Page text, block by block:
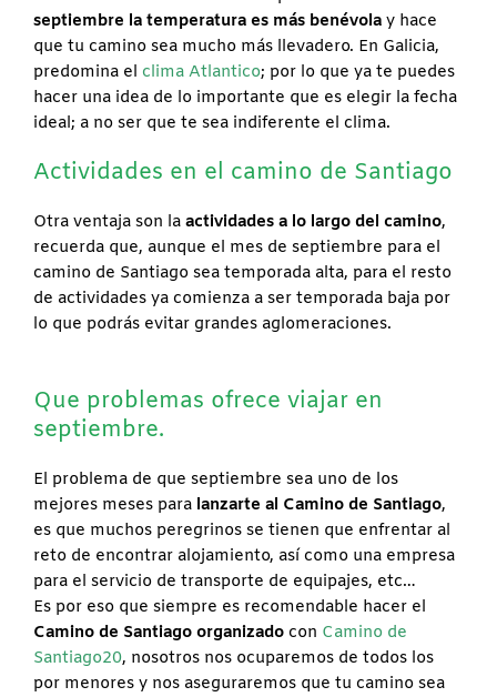
septiembre la temperatura es más benévola y hace
que tu camino sea mucho más llevadero. En Galicia,
predomina el clima Atlantico; por lo que ya te puedes
hacer una idea de lo importante que es elegir la fecha
ideal; a no ser que te sea indiferente el clima.
Actividades en el camino de Santiago
Otra ventaja son la actividades a lo largo del camino,
recuerda que, aunque el mes de septiembre para el
camino de Santiago sea temporada alta, para el resto
de actividades ya comienza a ser temporada baja por
lo que podrás evitar grandes aglomeraciones.
Que problemas ofrece viajar en
septiembre.
El problema de que septiembre sea uno de los
mejores meses para lanzarte al Camino de Santiago,
es que muchos peregrinos se tienen que enfrentar al
reto de encontrar alojamiento, así como una empresa
para el servicio de transporte de equipajes, etc…
Es por eso que siempre es recomendable hacer el
Camino de Santiago organizado con Camino de
Santiago20, nosotros nos ocuparemos de todos los
por menores y nos aseguraremos que tu camino sea